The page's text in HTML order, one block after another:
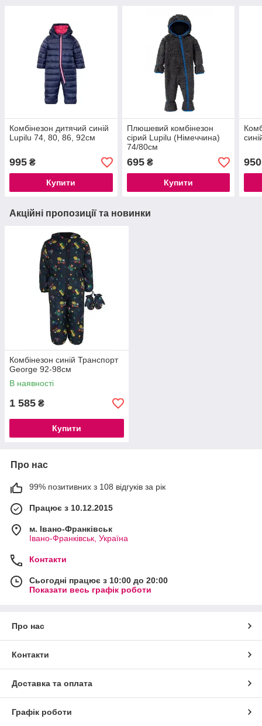
Комбінезон дитячий синій
Lupilu 74, 80, 86, 92см
995 ₴
Купити
Плюшевий комбінезон
сірий Lupilu (Німеччина)
74/80см
695₴
Купити
950
Акційні пропозиції та новинки
Комбінезон синій Транспорт
George 92-98см
В наявності
1 585 ₴
Купити
Про нас
99% позитивних з 108 відгуків за рік
Працює з 10.12.2015
м. Івано-Франківськ
Івано-Франківськ, Україна
Контакти
Сьогодні працює з 10:00 до 20:00
Показати весь графік роботи
Про нас
Контакти
Доставка та оплата
Графік роботи